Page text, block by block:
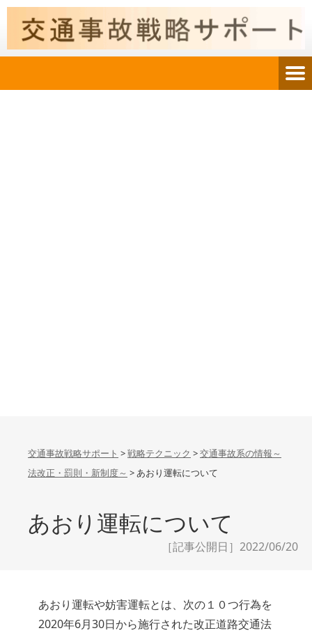
交通事故戦略サポート >戦略テクニック >交通事故系の情報～
法改正・罰則・新制度～ >あおり運転について
あおり運転について
［記事公開日］2022/06/20
あおり運転や妨害運転とは、次の１０つ行為を
2020年6月30日から施行された改正道路交通法